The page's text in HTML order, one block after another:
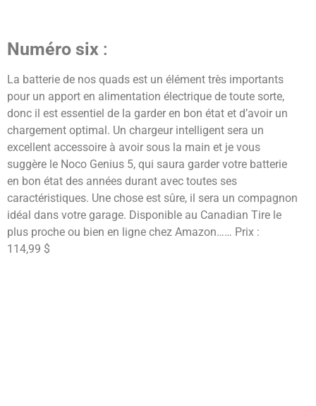
Numéro six :
La batterie de nos quads est un élément très importants
pour un apport en alimentation électrique de toute sorte,
donc il est essentiel de la garder en bon état et d’avoir un
chargement optimal. Un chargeur intelligent sera un
excellent accessoire à avoir sous la main et je vous
suggère le Noco Genius 5, qui saura garder votre batterie
en bon état des années durant avec toutes ses
caractéristiques. Une chose est sûre, il sera un compagnon
idéal dans votre garage. Disponible au Canadian Tire le
plus proche ou bien en ligne chez Amazon…… Prix :
114,99 $